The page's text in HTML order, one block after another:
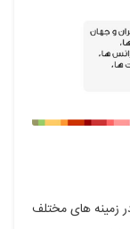
زمینه های مختلف